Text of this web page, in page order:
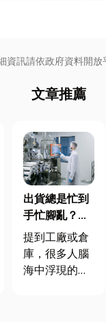
資訊請依政府資料開放
文章推薦
出貨總是忙到
手忙腳亂？包
裝自動化其實
沒有你想像中
那麼遙遠！
提到工廠或倉
庫，很多人腦
海中浮現的畫